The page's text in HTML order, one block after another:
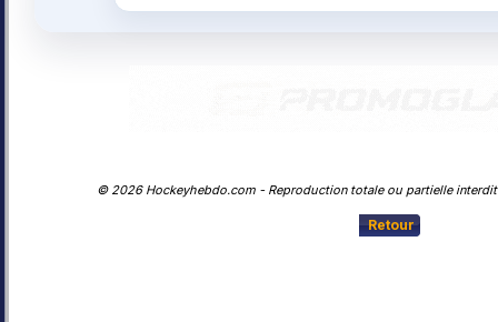
© 2026 Hockeyhebdo.com - Reproduction totale ou partielle
Retour